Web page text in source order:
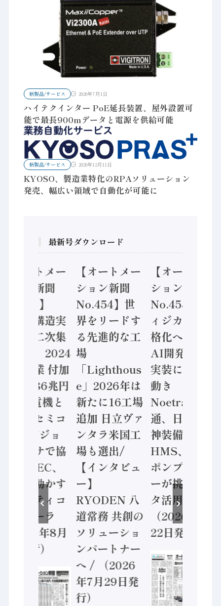
新製品/サービス 2020年7月1日
ハイテクインター PoE延長装置、屋外設置可
能で最長900mデータと電源を供給可能
新製品/サービス 2020年12月11日
KYOSO、製造業特化のRPAソリューション
発売、幅広い領域で自動化が可能に
最新号ダウンロード
【オートメー
ション新聞
No.455】
「経済構造実
態調査二次集
計結果」2024
年製造業 付加
価値額86兆円
/ 三菱電機と
ソニーセミコ
ン AIビジョ
ンセンサで協
業 / IDEC、
安全に動かす
セーフティコ
ントローラ
（2026年8月
5日発行）
【オートメー
ション新聞
No.454】世
界をリードす
る先進的な工
場
「Lighthous
e」2026年は
新たに16工場
追加 日立ヴァ
ンタラ米国工
場も選出/
【インタビュ
ー】
RYODEN 八
道常務 共創の
ソリューショ
ンパートナー
へ / （2026
年7月29日発
行）
【オートメー
ション新聞
No.453】フ
ィジカルAI本
格化へ 国産
AI開発や社会
実装に活発な
動き
Noetra、富士
通、日立 / 兵
神装備 ×
HMS、老舗
ポンプメーカ
ーが挑むデー
タ活用 など
（2026年7月
22日発行）